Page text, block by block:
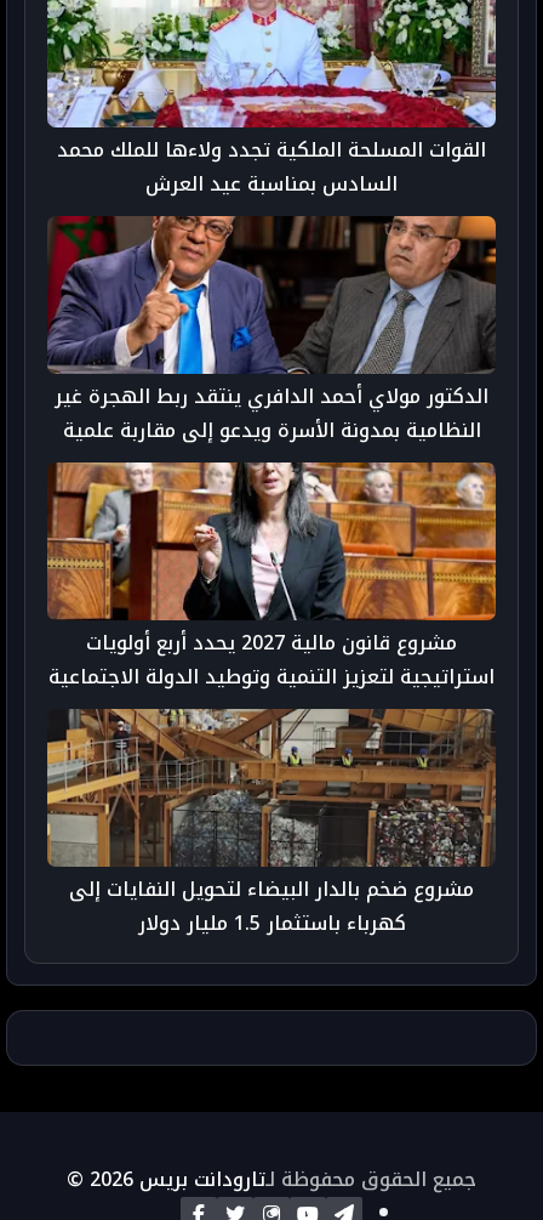
القوات المسلحة الملكية تجدد ولاءها للملك محمد
السادس بمناسبة عيد العرش
الدكتور مولاي أحمد الدافري ينتقد ربط الهجرة غير
النظامية بمدونة الأسرة ويدعو إلى مقاربة علمية
شاملة
مشروع قانون مالية 2027 يحدد أربع أولويات
استراتيجية لتعزيز التنمية وتوطيد الدولة الاجتماعية
مشروع ضخم بالدار البيضاء لتحويل النفايات إلى
كهرباء باستثمار 1.5 مليار دولار
جميع الحقوق محفوظة لـتارودانت بريس 2026 ©